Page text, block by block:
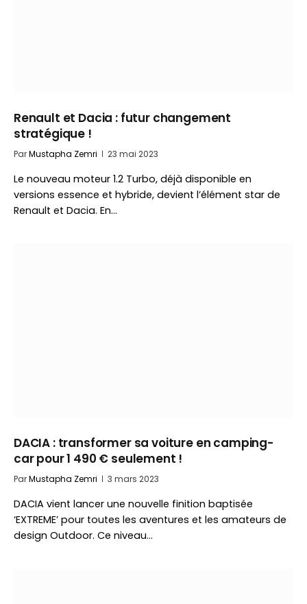
Renault et Dacia : futur changement
stratégique !
ParMustapha Zemri 23 mai 2023
Le nouveau moteur 1.2 Turbo, déjà disponible en
versions essence et hybride, devient l’élément star de
Renault et Dacia. En…
DACIA : transformer sa voiture en camping-
car pour 1 490 € seulement !
ParMustapha Zemri 3 mars 2023
DACIA vient lancer une nouvelle finition baptisée
‘EXTREME’ pour toutes les aventures et les amateurs de
design Outdoor. Ce niveau…